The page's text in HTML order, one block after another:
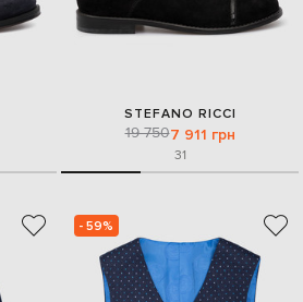
STEFANO RICCI
19 7507 911 грн
31
- 59%